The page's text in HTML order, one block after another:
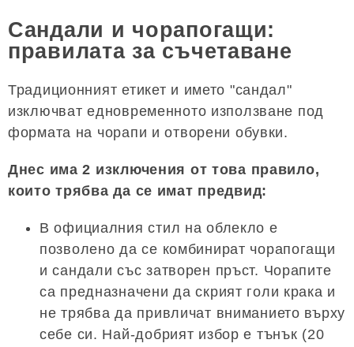
Сандали и чорапогащи:
правилата за съчетаване
Традиционният етикет и името "сандал"
изключват едновременното използване под
формата на чорапи и отворени обувки.
Днес има 2 изключения от това правило,
които трябва да се имат предвид:
В официалния стил на облекло е
позволено да се комбинират чорапогащи
и сандали със затворен пръст. Чорапите
са предназначени да скрият голи крака и
не трябва да привличат вниманието върху
себе си. Най-добрият избор е тънък (20